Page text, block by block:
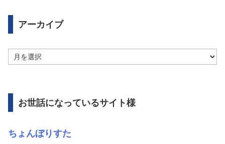
アーカイブ
ー
ブ
お世話になっているサイト様
ちょんぼりすた